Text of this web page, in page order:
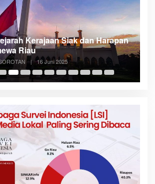
Kerajaan Siak dan Harapan
Riau
| 16 Juni 2025